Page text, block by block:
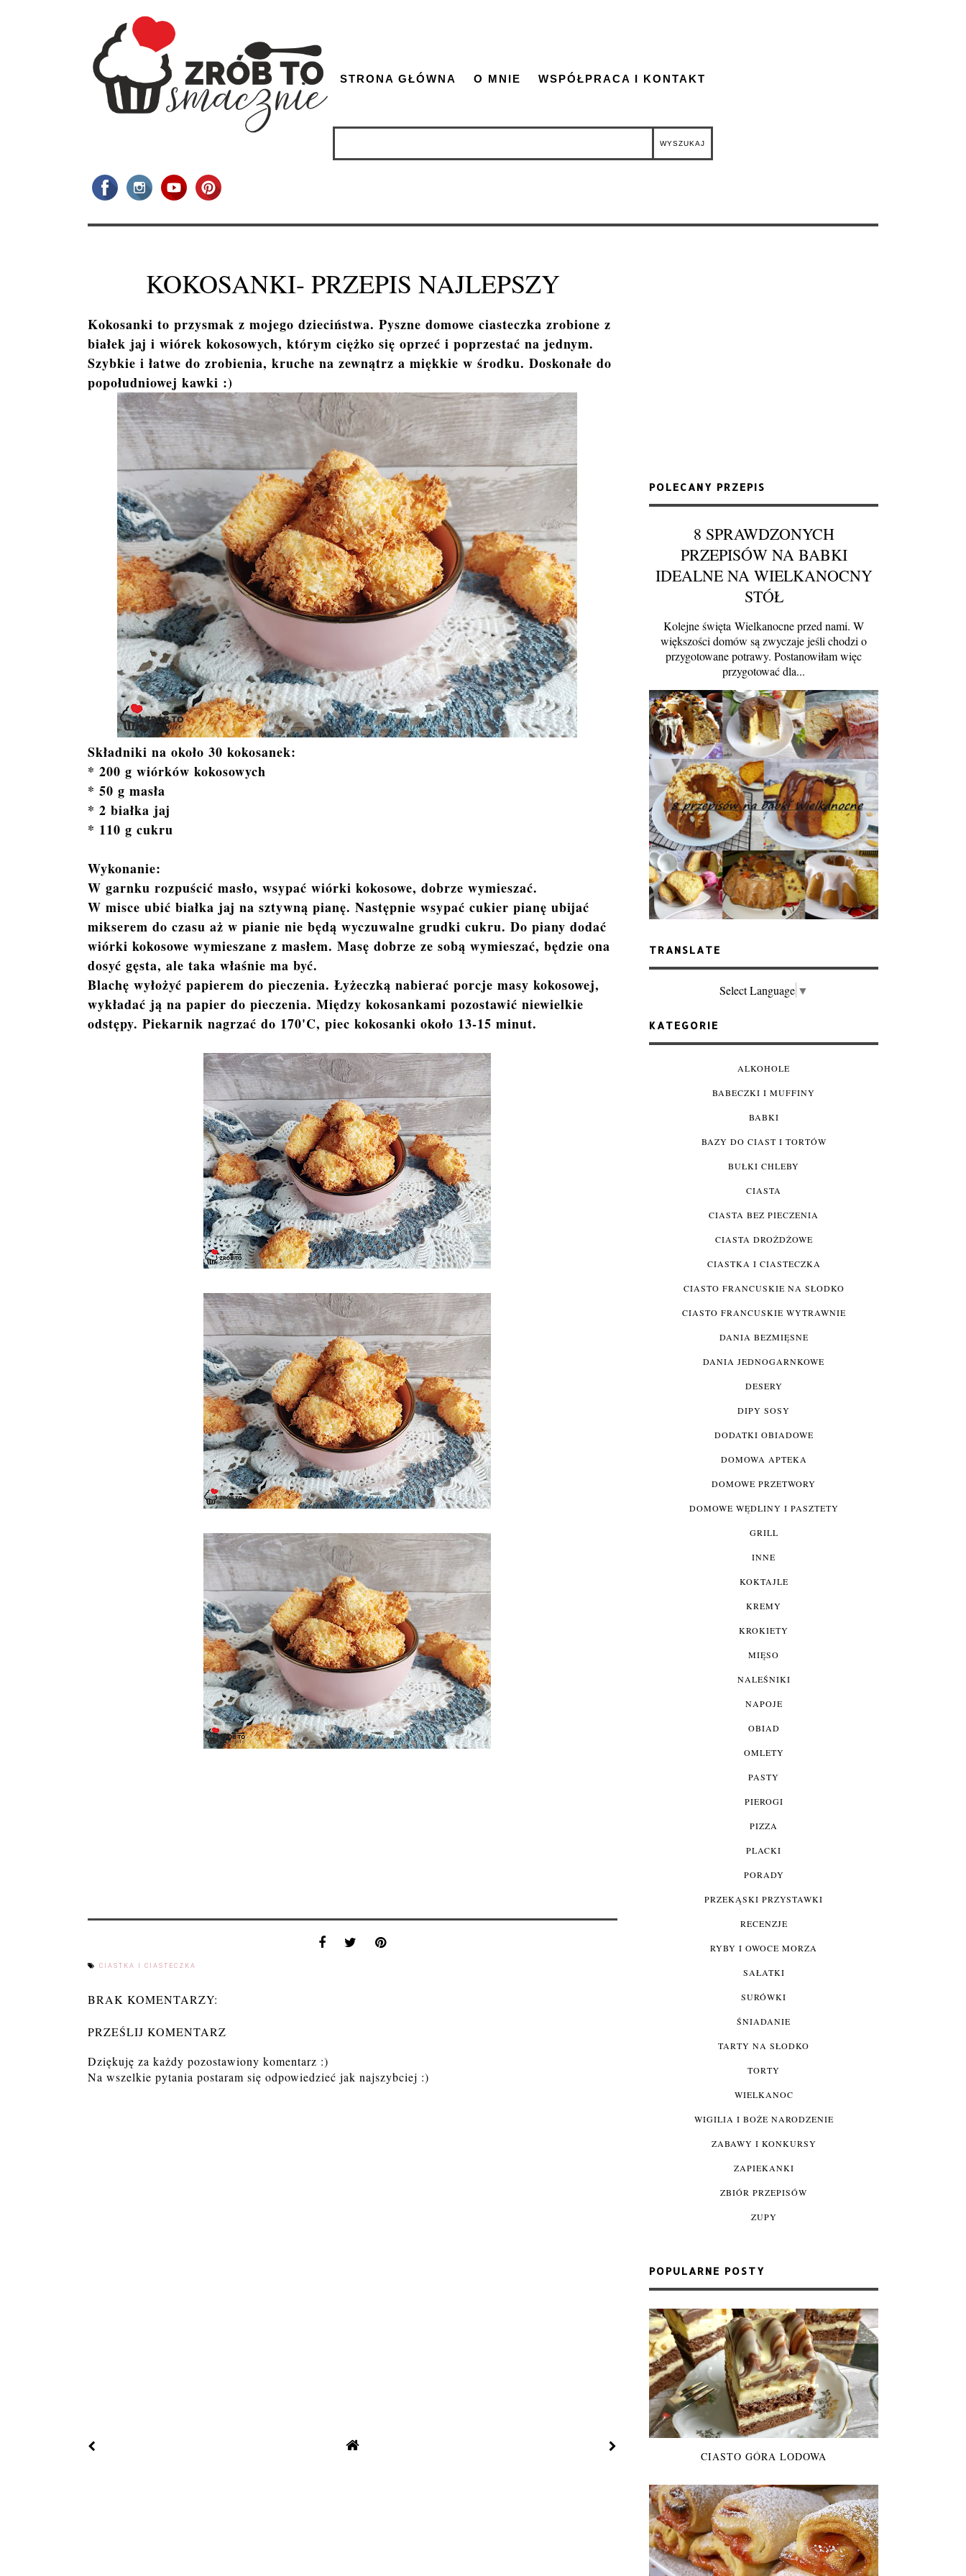
STRONA GŁÓWNA O MNIE WSPÓŁPRACA I KONTAKT
KOKOSANKI- PRZEPIS NAJLEPSZY
Kokosanki to przysmak z mojego dzieciństwa. Pyszne domowe ciasteczka zrobione z
białek jaj i wiórek kokosowych, którym ciężko się oprzeć i poprzestać na jednym.
Szybkie i łatwe do zrobienia, kruche na zewnątrz a miękkie w środku. Doskonałe do
popołudniowej kawki :)
Składniki na około 30 kokosanek:
* 200 g wiórków kokosowych
* 50 g masła
* 2 białka jaj
* 110 g cukru
Wykonanie:
W garnku rozpuścić masło, wsypać wiórki kokosowe, dobrze wymieszać.
W misce ubić białka jaj na sztywną pianę. Następnie wsypać cukier pianę ubijać
mikserem do czasu aż w pianie nie będą wyczuwalne grudki cukru. Do piany dodać
wiórki kokosowe wymieszane z masłem. Masę dobrze ze sobą wymieszać, będzie ona
dosyć gęsta, ale taka właśnie ma być.
Blachę wyłożyć papierem do pieczenia. Łyżeczką nabierać porcje masy kokosowej,
wykładać ją na papier do pieczenia. Między kokosankami pozostawić niewielkie
odstępy. Piekarnik nagrzać do 170'C, piec kokosanki około 13-15 minut.
CIASTKA I CIASTECZKA
BRAK KOMENTARZY:
PRZEŚLIJ KOMENTARZ
Dziękuję za każdy pozostawiony komentarz :)
Na wszelkie pytania postaram się odpowiedzieć jak najszybciej :)
POLECANY PRZEPIS
8 SPRAWDZONYCH
PRZEPISÓW NA BABKI
IDEALNE NA WIELKANOCNY
STÓŁ
Kolejne święta Wielkanocne przed nami. W
większości domów są zwyczaje jeśli chodzi o
przygotowane potrawy. Postanowiłam więc
przygotować dla...
TRANSLATE
Select Language ▼
KATEGORIE
ALKOHOLE
BABECZKI I MUFFINY
BABKI
BAZY DO CIAST I TORTÓW
BUŁKI CHLEBY
CIASTA
CIASTA BEZ PIECZENIA
CIASTA DROŻDŻOWE
CIASTKA I CIASTECZKA
CIASTO FRANCUSKIE NA SŁODKO
CIASTO FRANCUSKIE WYTRAWNIE
DANIA BEZMIĘSNE
DANIA JEDNOGARNKOWE
DESERY
DIPY SOSY
DODATKI OBIADOWE
DOMOWA APTEKA
DOMOWE PRZETWORY
DOMOWE WĘDLINY I PASZTETY
GRILL
INNE
KOKTAJLE
KREMY
KROKIETY
MIĘSO
NALEŚNIKI
NAPOJE
OBIAD
OMLETY
PASTY
PIEROGI
PIZZA
PLACKI
PORADY
PRZEKĄSKI PRZYSTAWKI
RECENZJE
RYBY I OWOCE MORZA
SAŁATKI
SURÓWKI
ŚNIADANIE
TARTY NA SŁODKO
TORTY
WIELKANOC
WIGILIA I BOŻE NARODZENIE
ZABAWY I KONKURSY
ZAPIEKANKI
ZBIÓR PRZEPISÓW
ZUPY
POPULARNE POSTY
CIASTO GÓRA LODOWA